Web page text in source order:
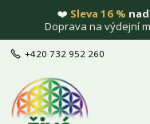
❤️ Sleva 16 %
Doprava na výdejní
+420 732 952 260